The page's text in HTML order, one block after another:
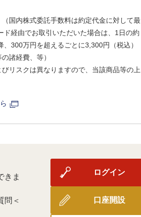
国内株式委託手数料は約定代金に対して最
経由でお取引いただいた場合は、1日の約
300万円を超えるごとに3,300円（税込）
諸経費、等）
リスクは異なりますので、当該商品等の上
きま
問＜
ログイン
口座開設